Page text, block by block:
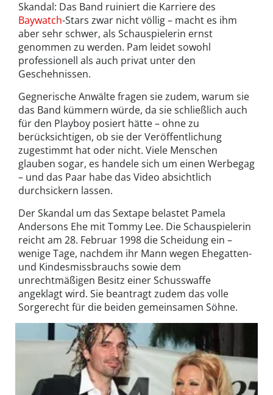
Skandal: Das Band ruiniert die Karriere des
Baywatch-Stars zwar nicht völlig – macht es ihm
aber sehr schwer, als Schauspielerin ernst
genommen zu werden. Pam leidet sowohl
professionell als auch privat unter den
Geschehnissen.
Gegnerische Anwälte fragen sie zudem, warum sie
das Band kümmern würde, da sie schließlich auch
für den Playboy posiert hätte – ohne zu
berücksichtigen, ob sie der Veröffentlichung
zugestimmt hat oder nicht. Viele Menschen
glauben sogar, es handele sich um einen Werbegag
– und das Paar habe das Video absichtlich
durchsickern lassen.
Der Skandal um das Sextape belastet Pamela
Andersons Ehe mit Tommy Lee. Die Schauspielerin
reicht am 28. Februar 1998 die Scheidung ein –
wenige Tage, nachdem ihr Mann wegen Ehegatten-
und Kindesmissbrauchs sowie dem
unrechtmäßigen Besitz einer Schusswaffe
angeklagt wird. Sie beantragt zudem das volle
Sorgerecht für die beiden gemeinsamen Söhne.